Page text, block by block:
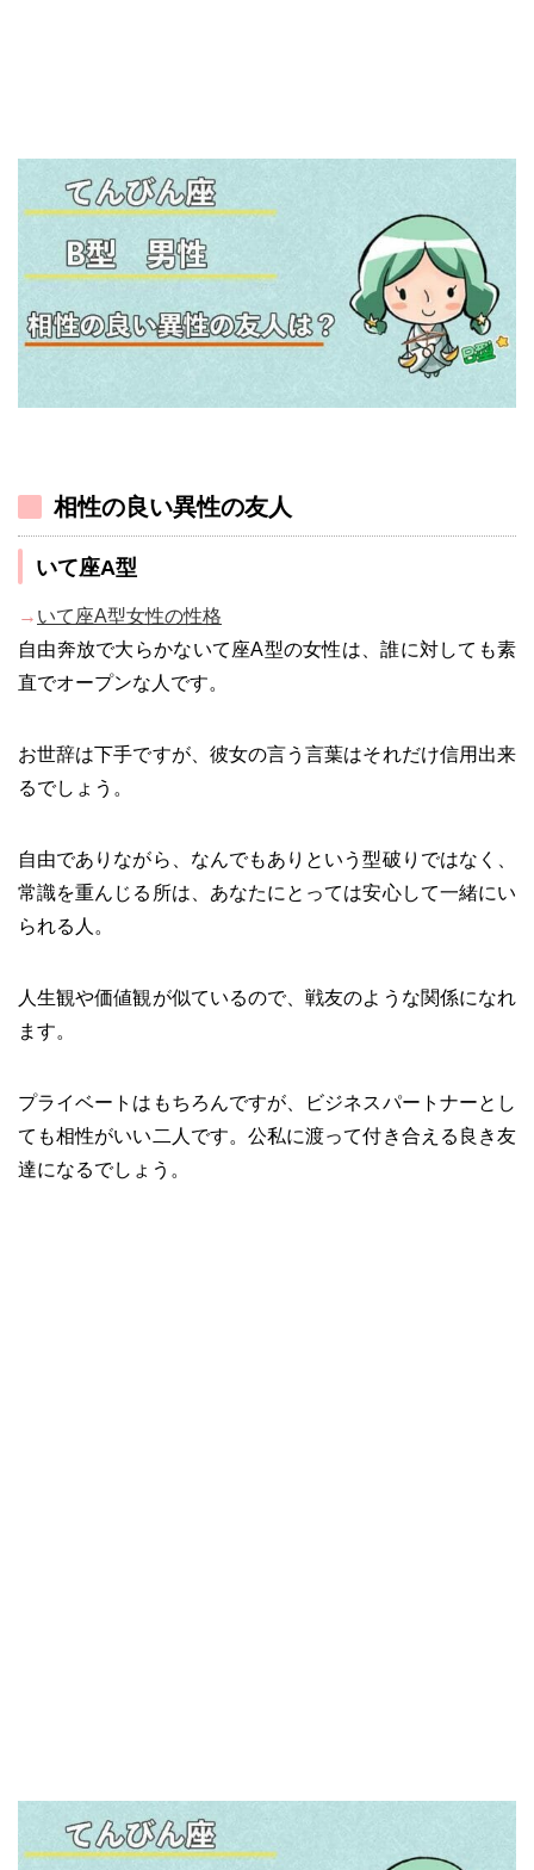
相性の良い異性の友人
いて座A型
→ いて座A型女性の性格
自由奔放で大らかないて座A型の女性は、誰に対しても素
直でオープンな人です。
お世辞は下手ですが、彼女の言う言葉はそれだけ信用出来
るでしょう。
自由でありながら、なんでもありという型破りではなく、
常識を重んじる所は、あなたにとっては安心して一緒にい
られる人。
人生観や価値観が似ているので、戦友のような関係になれ
ます。
プライベートはもちろんですが、ビジネスパートナーとし
ても相性がいい二人です。公私に渡って付き合える良き友
達になるでしょう。